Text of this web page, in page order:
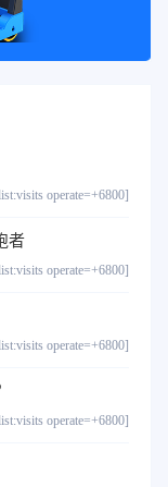
operate=+6800]
者
operate=+6800]
operate=+6800]
operate=+6800]